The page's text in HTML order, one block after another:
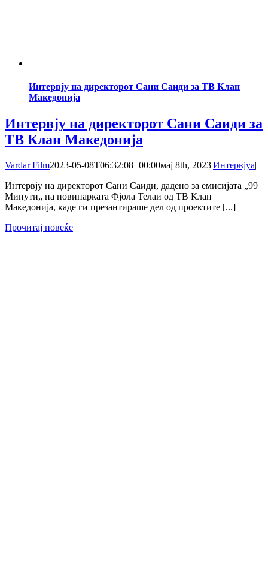
Интервју на директорот Сани Саиди за ТВ Клан
Македонија
Интервју на директорот Сани Саиди за
ТВ Клан Македонија
Vardar Film2023-05-08T06:32:08+00:00мај 8th, 2023|Интервјуа|
Интервју на директорот Сани Саиди, дадено за емисијата „99
Mинути„ на новинарката Фјола Телаи од ТВ Клан
Македонија, каде ги презантираше дел од проектите [...]
Прочитај повеќе